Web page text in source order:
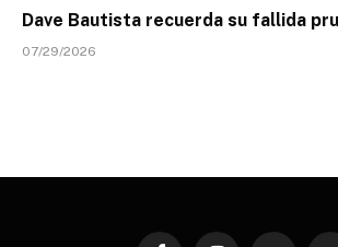
Dave Bautista recuerda su fallida
07/29/2026